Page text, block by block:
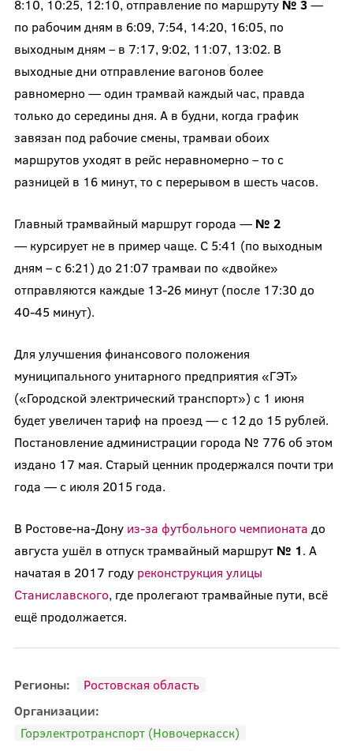
8:10, 10:25, 12:10, отправление по маршруту № 3—
по рабочим дням в 6:09, 7:54, 14:20, 16:05, по
выходным дням – в 7:17, 9:02, 11:07, 13:02. В
выходные дни отправление вагонов более
равномерно — один трамвай каждый час, правда
только до середины дня. А в будни, когда график
завязан под рабочие смены, трамваи обоих
маршрутов уходят в рейс неравномерно – то с
разницей в 16 минут, то с перерывом в шесть часов.
Главный трамвайный маршрут города — № 2
— курсирует не в пример чаще. С 5:41 (по выходным
дням – с 6:21) до 21:07 трамваи по «двойке»
отправляются каждые 13-26 минут (после 17:30 до
40-45 минут).
Для улучшения финансового положения
муниципального унитарного предприятия «ГЭТ»
(«Городской электрический транспорт») с 1 июня
будет увеличен тариф на проезд — с 12 до 15 рублей.
Постановление администрации города № 776 об этом
издано 17 мая. Старый ценник продержался почти три
года — с июля 2015 года.
В Ростове-на-Дону из-за футбольного чемпионата до
августа ушёл в отпуск трамвайный маршрут № 1. А
начатая в 2017 году реконструкция улицы
Станиславского, где пролегают трамвайные пути, всё
ещё продолжается.
Регионы:
Ростовская область
Организации:
Горэлектротранспорт (Новочеркасск)